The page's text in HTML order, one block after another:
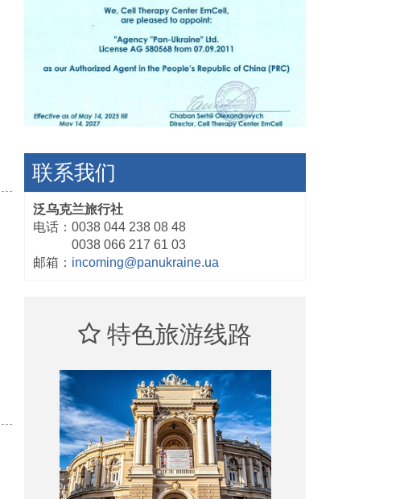
联系我们
泛乌克兰旅行社
电话：0038 044 238 08 48
0038 066 217 61 03
邮箱： incoming@panukraine.ua
特色旅游线路